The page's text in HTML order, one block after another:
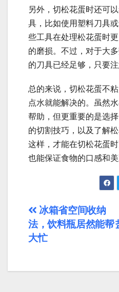
另外，切松花蛋时还可
具，比如使用塑料刀具
些工具在处理松花蛋时
的磨损。不过，对于大
的刀具已经足够，只要注
总的来说，切松花蛋不
点水就能解决的。虽然
帮助，但更重要的是选
的切割技巧，以及了解
这样，才能在切松花蛋
也能保证食物的口感和美
文
章
航
冰箱省空间收纳
法，饮料瓶居然能帮
大忙